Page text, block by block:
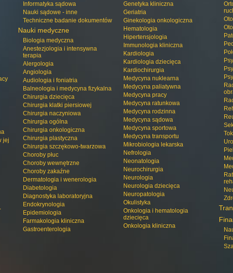
jej
Informatyka sądowa
Nauki sądowe - inne
Techniczne badanie dokumentów
Nauki medyczne
Biologia medyczna
Anestezjologia i intensywna
terapia
Alergologia
Angiologia
Audiologia i foniatria
Balneologia i medycyna fizykalna
Chirurgia dziecięca
Chirurgia klatki piersiowej
Chirurgia naczyniowa
Chirurgia ogólna
Chirurgia onkologiczna
Chirurgia plastyczna
Chirurgia szczękowo-twarzowa
Choroby płuc
Choroby wewnętrzne
Choroby zakaźne
Dermatologia i wenerologia
Diabetologia
Diagnostyka laboratoryjna
Endokrynologia
Epidemiologia
Farmakologia kliniczna
Gastroenterologia
Genetyka kliniczna
Geriatria
Ginekologia onkologiczna
Hematologia
Hipertensjologia
Immunologia kliniczna
Kardiologia
Kardiologia dziecięca
Kardiochirurgia
Medycyna nuklearna
Medycyna paliatywna
Medycyna pracy
Medycyna ratunkowa
Medycyna rodzinna
Medycyna sądowa
Medycyna sportowa
Medycyna transportu
Mikrobiologia lekarska
Nefrologia
Neonatologia
Neurochirurgia
Neurologia
Neurologia dziecięca
Neuropatologia
Okulistyka
Onkologia i hematologia
dziecięca
Onkologia kliniczna